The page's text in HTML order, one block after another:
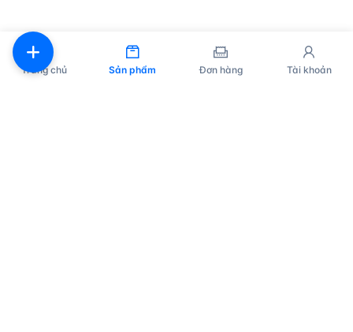
Trang chủ Sản phẩm Đơn hàng Tài khoản